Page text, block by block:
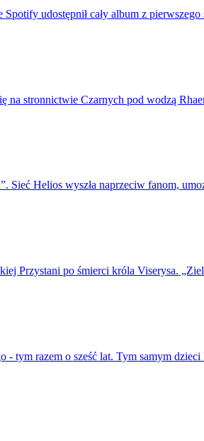
udostępnił cały album z
na stronnictwie Czarnych pod wodzą
Sieć Helios wyszła naprzeciw fanom,
Przystani po śmierci króla Viserysa.
- tym razem o sześć lat. Tym samym